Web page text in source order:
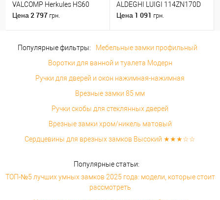
VALCOMP Herkules HS60
длина 1,8 м на 1 полотно
Цена 2 797 грн.
ALDEGHI LUIGI 114ZN170D
правый черный цинк
Цена 1 091 грн.
Популярные фильтры:
Мебельные замки профильный
Воротки для ванной и туалета Модерн
Ручки для дверей и окон нажимная-нажимная
Врезные замки 85 мм
Ручки скобы для стеклянных дверей
Врезные замки хром/никель матовый
Сердцевины для врезных замков Высокий ★★★☆☆
Популярные статьи:
ТОП-№5 лучших умных замков 2025 года: модели, которые стоит
рассмотреть